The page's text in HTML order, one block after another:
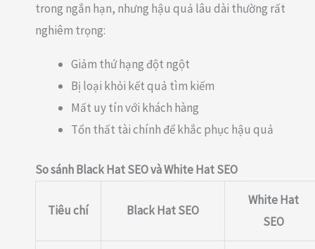
trong ngắn hạn, nhưng hậu quả lâu dài thường rất
nghiêm trọng:
Giảm thứ hạng đột ngột
Bị loại khỏi kết quả tìm kiếm
Mất uy tín với khách hàng
Tổn thất tài chính để khắc phục hậu quả
So sánh Black Hat SEO và White Hat SEO
Tiêu chí Black Hat SEO
White Hat
SEO